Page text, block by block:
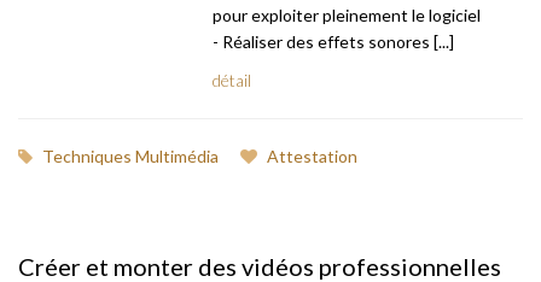
pour exploiter pleinement le logiciel
- Réaliser des effets sonores [...]
détail
Techniques Multimédia Attestation
Créer et monter des vidéos professionnelles